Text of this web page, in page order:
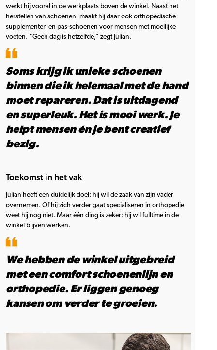
werkt hij vooral in de werkplaats boven de winkel. Naast het
herstellen van schoenen, maakt hij daar ook orthopedische
supplementen en pas-schoenen voor mensen met moeilijke
voeten. “Geen dag is hetzelfde,” zegt Julian.
Soms krijg ik unieke schoenen
binnen die ik helemaal met de hand
moet repareren. Dat is uitdagend
en superleuk. Het is mooi werk. Je
helpt mensen én je bent creatief
bezig.
Toekomst in het vak
Julian heeft een duidelijk doel: hij wil de zaak van zijn vader
overnemen. Of hij zich verder gaat specialiseren in orthopedie
weet hij nog niet. Maar één ding is zeker: hij wil fulltime in de
winkel blijven werken.
We hebben de winkel uitgebreid
met een comfort schoenenlijn en
orthopedie. Er liggen genoeg
kansen om verder te groeien.